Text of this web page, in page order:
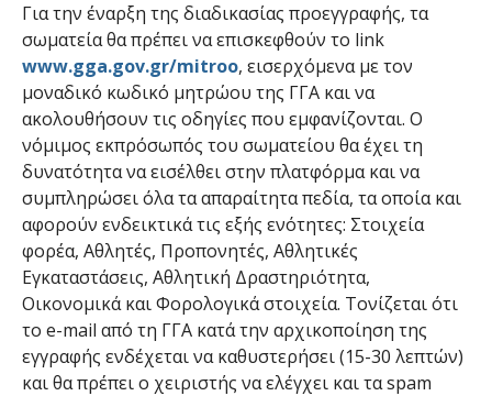
Για την έναρξη της διαδικασίας προεγγραφής, τα
σωματεία θα πρέπει να επισκεφθούν το link
www.gga.gov.gr/mitroo, εισερχόμενα με τον
μοναδικό κωδικό μητρώου της ΓΓΑ και να
ακολουθήσουν τις οδηγίες που εμφανίζονται. Ο
νόμιμος εκπρόσωπός του σωματείου θα έχει τη
δυνατότητα να εισέλθει στην πλατφόρμα και να
συμπληρώσει όλα τα απαραίτητα πεδία, τα οποία και
αφορούν ενδεικτικά τις εξής ενότητες: Στοιχεία
φορέα, Αθλητές, Προπονητές, Αθλητικές
Εγκαταστάσεις, Αθλητική Δραστηριότητα,
Οικονομικά και Φορολογικά στοιχεία. Τονίζεται ότι
το e-mail από τη ΓΓΑ κατά την αρχικοποίηση της
εγγραφής ενδέχεται να καθυστερήσει (15-30 λεπτών)
και θα πρέπει ο χειριστής να ελέγχει και τα spam